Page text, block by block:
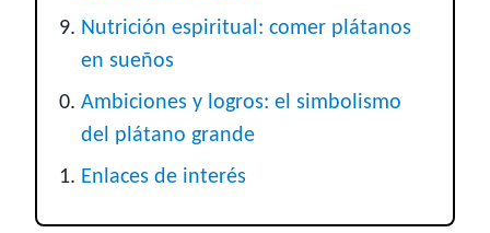
Nutrición espiritual: comer plátanos
en sueños
Ambiciones y logros: el simbolismo
del plátano grande
Enlaces de interés